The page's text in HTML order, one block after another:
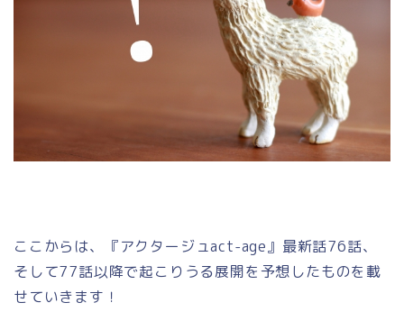
ここからは、『アクタージュact-age』最新話76話、
そして77話以降で起こりうる展開を予想したものを載
せていきます！